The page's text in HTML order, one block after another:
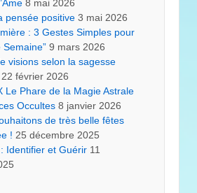
8 mai 2026
pensée positive 3 mai 2026
: 3 Gestes Simples pour
9 mars 2026
visions selon la sagesse
22 février 2026
Le Phare de la Magie Astrale
Occultes 8 janvier 2026
de très belle fêtes
! 25 décembre 2025
Identifier et Guérir 11